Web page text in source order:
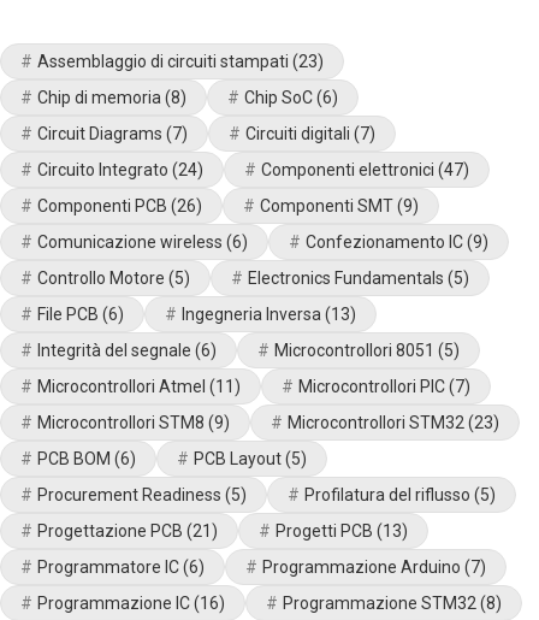
Assemblaggio di circuiti stampati (23)
Chip di memoria(8) Chip SoC(6)
Circuit Diagrams (7) Circuiti digitali (7)
Circuito Integrato (24) Componenti elettronici (47)
Componenti PCB (26) Componenti SMT(9)
Comunicazione wireless (6) Confezionamento IC(9)
Controllo Motore (5) Electronics Fundamentals (5)
File PCB (6) Ingegneria Inversa(13)
Integrità del segnale (6) Microcontrollori 8051 (5)
Microcontrollori Atmel (11) Microcontrollori PIC(7)
Microcontrollori STM8 (9) Microcontrollori STM32(23)
PCB BOM (6) PCB Layout(5)
Procurement Readiness (5) Profilatura del riflusso (5)
Progettazione PCB (21) Progetti PCB (13)
Programmatore IC(6) Programmazione Arduino (7)
Programmazione IC(16) Programmazione STM32(8)